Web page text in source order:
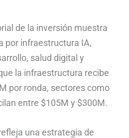
de la inversión muestra
por infraestructura IA,
salud digital y
la infraestructura recibe
por ronda, sectores como
entre $105M y $300M.
una estrategia de